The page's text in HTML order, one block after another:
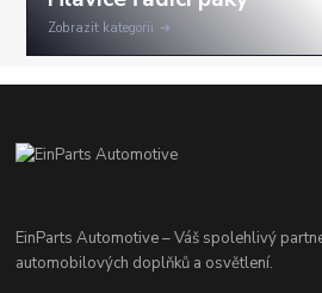
Zobrazit kategorii
EinParts Automotive – Váš spolehlivý
automobilových doplňků a osvětlení.